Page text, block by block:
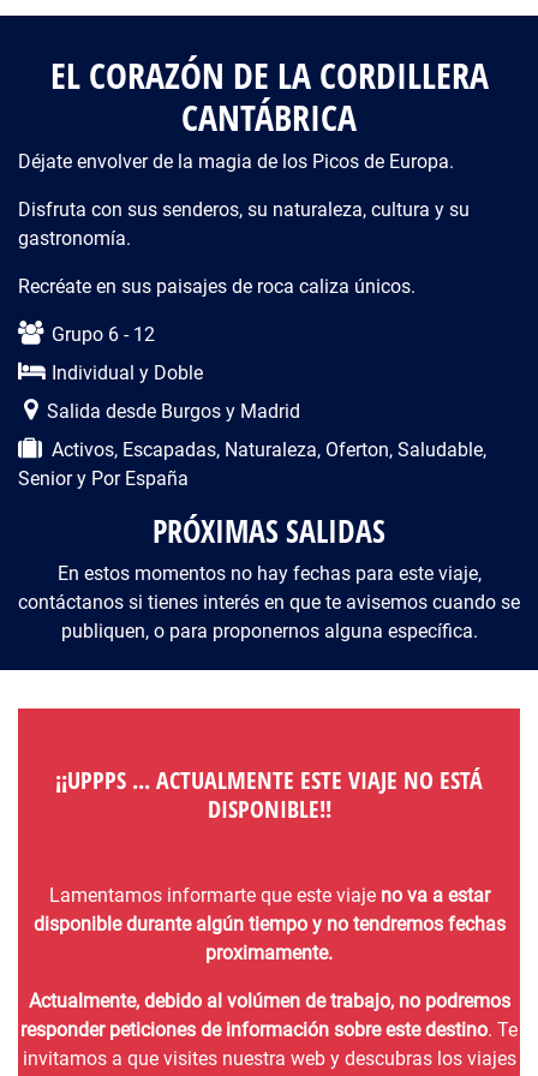
EL CORAZÓN DE LA CORDILLERA
CANTÁBRICA
Déjate envolver de la magia de los Picos de Europa.
Disfruta con sus senderos, su naturaleza, cultura y su
gastronomía.
Recréate en sus paisajes de roca caliza únicos.
Descripción del viaje
Grupo 6 - 12
Individual y Doble
Salida desde Burgos y Madrid
Activos, Escapadas, Naturaleza, Oferton, Saludable,
Senior y Por España
PRÓXIMAS SALIDAS
En estos momentos no hay fechas para este viaje,
contáctanos si tienes interés en que te avisemos cuando se
publiquen, o para proponernos alguna específica.
¡¡UPPPS ... ACTUALMENTE ESTE VIAJE NO ESTÁ
DISPONIBLE!!
Lamentamos informarte que este viaje no va a estar
disponible durante algún tiempo y no tendremos fechas
proximamente.
Actualmente, debido al volúmen de trabajo, no podremos
responder peticiones de información sobre este destino. Te
invitamos a que visites nuestra web y descubras los viajes